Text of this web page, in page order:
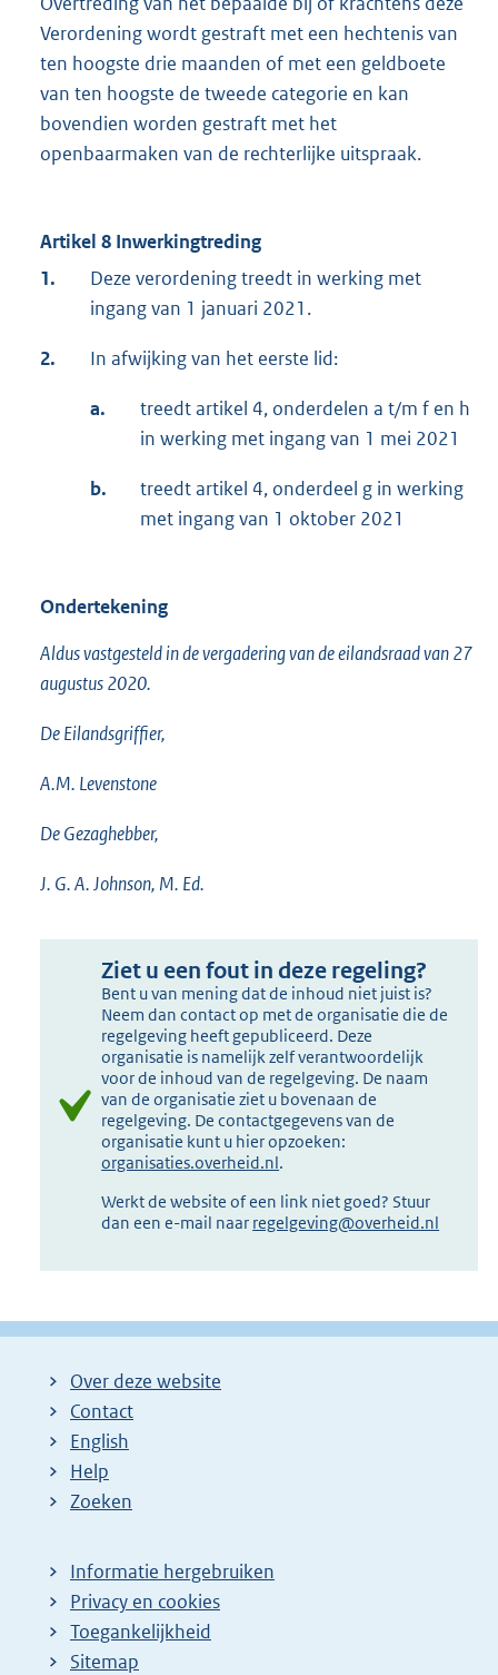
Verordening wordt gestraft met een hechtenis van
ten hoogste drie maanden of met een geldboete
van ten hoogste de tweede categorie en kan
bovendien worden gestraft met het
openbaarmaken van de rechterlijke uitspraak.
Artikel 8 Inwerkingtreding
1.
Deze verordening treedt in werking met
ingang van 1 januari 2021.
2. In afwijking van het eerste lid:
a.
treedt artikel 4, onderdelen a t/m f en h
in werking met ingang van 1 mei 2021
b.
treedt artikel 4, onderdeel g in werking
met ingang van 1 oktober 2021
Ondertekening
Aldus vastgesteld in de vergadering van de eilandsraad van 27
augustus 2020.
De Eilandsgriffier,
A.M. Levenstone
De Gezaghebber,
J. G. A. Johnson, M. Ed.
Ziet u een fout in deze regeling?
Bent u van mening dat de inhoud niet juist is?
Neem dan contact op met de organisatie die de
regelgeving heeft gepubliceerd. Deze
organisatie is namelijk zelf verantwoordelijk
voor de inhoud van de regelgeving. De naam
van de organisatie ziet u bovenaan de
regelgeving. De contactgegevens van de
organisatie kunt u hier opzoeken:
organisaties.overheid.nl.
Werkt de website of een link niet goed? Stuur
dan een e-mail naar regelgeving@overheid.nl
Over deze website
Contact
English
Help
Zoeken
Informatie hergebruiken
Privacy en cookies
Toegankelijkheid
Sitemap